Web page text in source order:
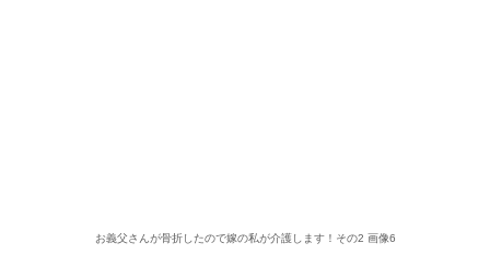
お義父さんが骨折したので嫁の私が介護します！その2 画像6